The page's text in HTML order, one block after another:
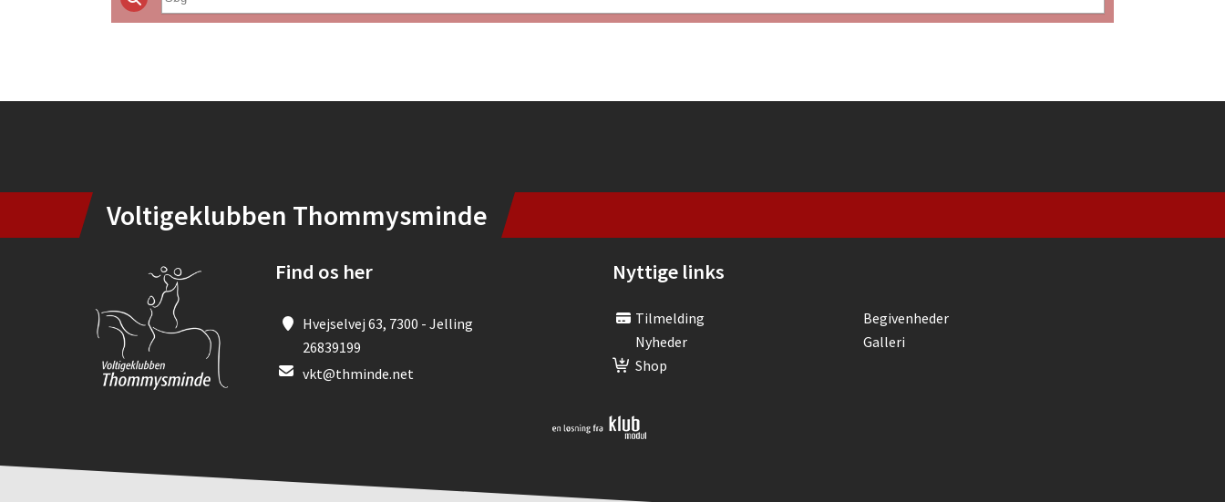
Voltigeklubben Thommysminde
Find os her
Hvejselvej 63, 7300 - Jelling
26839199
vkt@thminde.net
Nyttige links
Tilmelding
Begivenheder
Nyheder
Galleri
Shop